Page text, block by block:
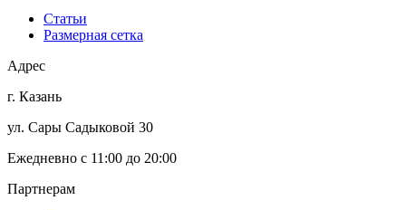
Статьи
Размерная сетка
Адрес
г. Казань
ул. Сары Садыковой 30
Ежедневно с 11:00 до 20:00
Партнерам